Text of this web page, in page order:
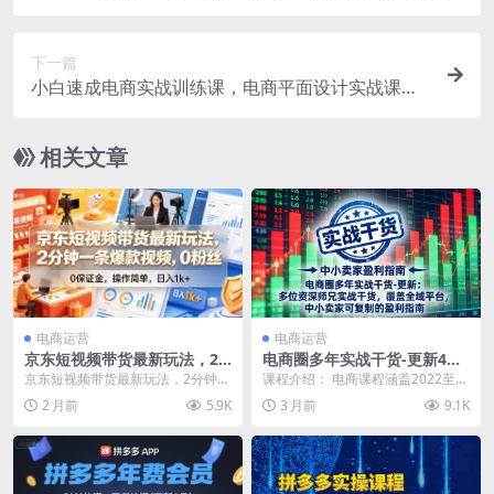
下一篇
小白速成电商实战训练课，电商平面设计实战课零
相关文章
电商运营
京东短视频带货最新玩法，2
分钟一条爆款视频，0粉丝，0
【揭秘】
京东短视频带货最新玩法，2分钟一
条爆款视频，0粉丝，0保证金，操
作简单，日入1k...
2 月前 5.9K
电商运营
电商圈多年实战干货-更新4月
27：多位资深师兄实战干货/
制的盈利指南
课程介绍： 电商课程涵盖2022至2
026年实战干货，汇集多位资深师
兄师姐分享，...
3 月前 9.1K